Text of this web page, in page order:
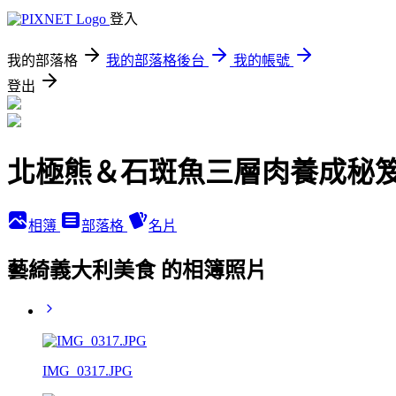
登入
我的部落格 我的部落格後台
我的帳號
登出
北極熊＆石斑魚三層肉養成秘
相簿 部落格 名片
藝綺義大利美食 的相簿照片
IMG_0317.JPG